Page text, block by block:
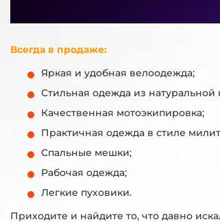
Всегда в продаже:
Яркая и удобная велоодежда;
Стильная одежда из натуральной
Качественная мотоэкипировка;
Практичная одежда в стиле
Спальные мешки;
Рабочая одежда;
Легкие пуховики.
Приходите и найдите то, что давно